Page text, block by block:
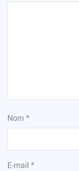
Nom *
E-mail *